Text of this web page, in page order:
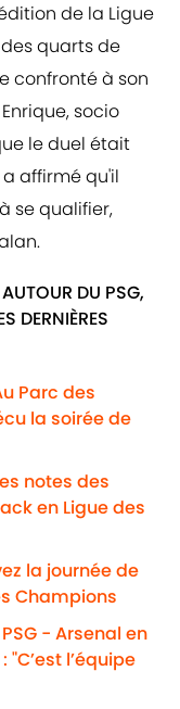
de la Ligue
quarts de
confronté à son
Enrique, socio
le duel était
affirmé qu'il
se qualifier,
DU PSG,
DERNIÈRES
Parc des
la soirée de
notes des
en Ligue des
la journée de
Champions
- Arsenal en
l’équipe